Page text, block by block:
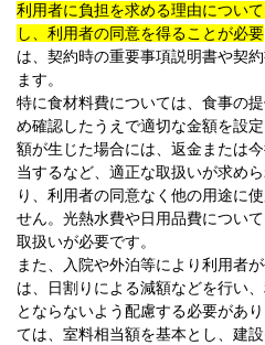
利用者に負担を求める理由につい
し、利用者の同意を得ることが必要
は、契約時の重要事項説明書や契
ます。
特に食材料費については、食事の
め確認したうえで適切な金額を設
額が生じた場合には、返金または
当するなど、適正な取扱いが求め
り、利用者の同意なく他の用途に
せん。光熱水費や日用品費につい
取扱いが必要です。
また、入院や外泊等により利用者
は、日割りによる減額などを行い
とならないよう配慮する必要があ
ては、室料相当額を基本とし、建